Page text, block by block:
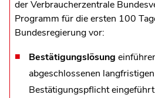
der Verbraucherzentrale
Programm für die ersten 100
Bundesregierung vor:
Bestätigungslösung
abgeschlossenen
Bestätigungspflicht